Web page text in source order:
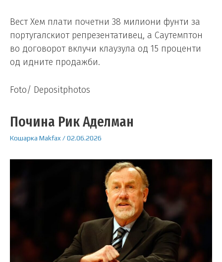
Вест Хем плати почетни 38 милиони фунти за
португалскиот репрезентативец, а Саутемптон
во договорот вклучи клаузула од 15 проценти
од идните продажби.
Foto/ Depositphotos
Почина Рик Аделман
Кошарка Makfax/02.06.2026